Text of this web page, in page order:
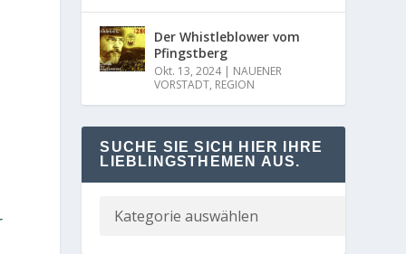
Der Whistleblower vom
Pfingstberg
Okt. 13, 2024| NAUENER
VORSTADT, REGION
SUCHE SIE SICH HIER IHRE
LIEBLINGSTHEMEN AUS.